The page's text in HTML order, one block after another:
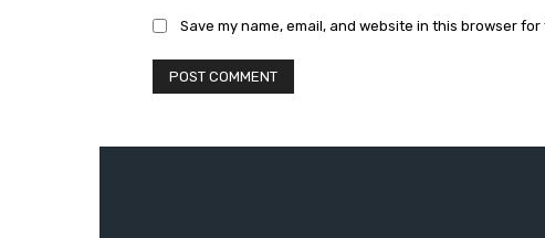
Save my name, email, and website in this browser